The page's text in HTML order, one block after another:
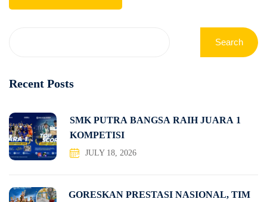
Search
Recent Posts
SMK PUTRA BANGSA RAIH JUARA 1
KOMPETISI
JULY 18, 2026
GORESKAN PRESTASI NASIONAL, TIM